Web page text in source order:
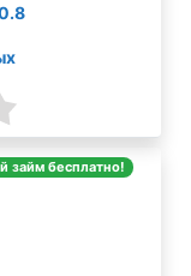
займ бесплатно!